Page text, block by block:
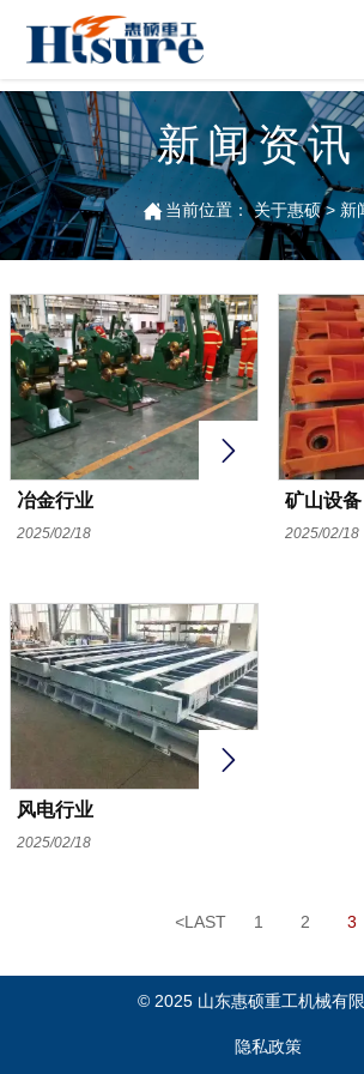
新闻资讯
当前位置：关于惠硕> 新

冶金行业
2025/02/18
矿山设备
2025/02/18

风电行业
2025/02/18
<LAST 1 2 3
© 2025 山东惠硕重工机械有
隐私政策